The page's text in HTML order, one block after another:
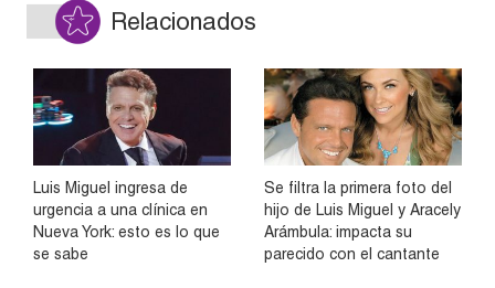
Relacionados
Luis Miguel ingresa de
urgencia a una clínica en
Nueva York: esto es lo que
se sabe
Se filtra la primera foto del
hijo de Luis Miguel y Aracely
Arámbula: impacta su
parecido con el cantante